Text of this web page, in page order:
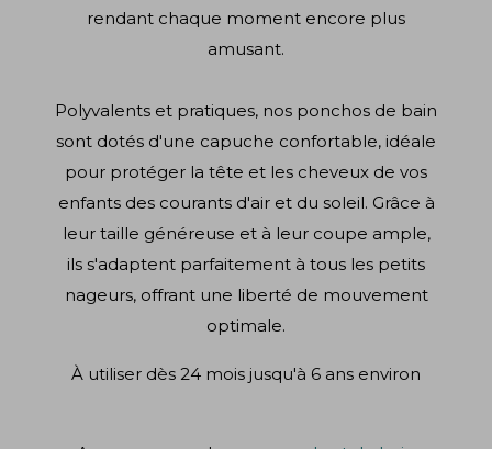
rendant chaque moment encore plus
amusant.
Polyvalents et pratiques, nos ponchos de bain
sont dotés d'une capuche confortable, idéale
pour protéger la tête et les cheveux de vos
enfants des courants d'air et du soleil. Grâce à
leur taille généreuse et à leur coupe ample,
ils s'adaptent parfaitement à tous les petits
nageurs, offrant une liberté de mouvement
optimale.
À utiliser dès 24 mois jusqu'à 6 ans environ